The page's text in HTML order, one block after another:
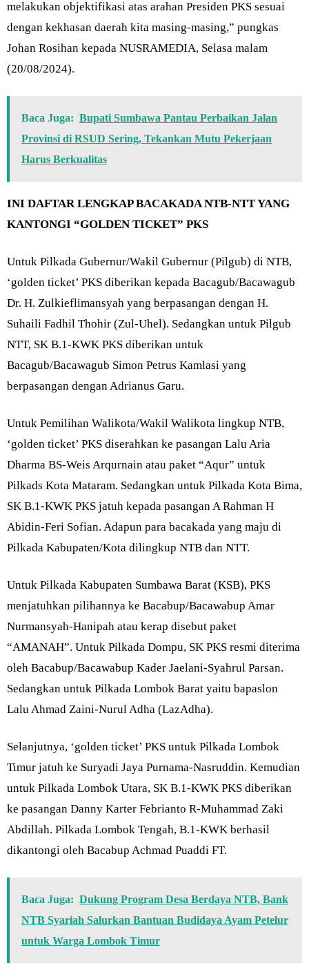
melakukan objektifikasi atas arahan Presiden PKS sesuai
dengan kekhasan daerah kita masing-masing,” pungkas
Johan Rosihan kepada NUSRAMEDIA, Selasa malam
(20/08/2024).
Baca Juga: Bupati Sumbawa Pantau Perbaikan Jalan
Provinsi di RSUD Sering, Tekankan Mutu Pekerjaan
Harus Berkualitas
INI DAFTAR LENGKAP BACAKADA NTB-NTT YANG
KANTONGI “GOLDEN TICKET” PKS
Untuk Pilkada Gubernur/Wakil Gubernur (Pilgub) di NTB,
‘golden ticket’ PKS diberikan kepada Bacagub/Bacawagub
Dr. H. Zulkieflimansyah yang berpasangan dengan H.
Suhaili Fadhil Thohir (Zul-Uhel). Sedangkan untuk Pilgub
NTT, SK B.1-KWK PKS diberikan untuk
Bacagub/Bacawagub Simon Petrus Kamlasi yang
berpasangan dengan Adrianus Garu.
Untuk Pemilihan Walikota/Wakil Walikota lingkup NTB,
‘golden ticket’ PKS diserahkan ke pasangan Lalu Aria
Dharma BS-Weis Arqurnain atau paket “Aqur” untuk
Pilkads Kota Mataram. Sedangkan untuk Pilkada Kota Bima,
SK B.1-KWK PKS jatuh kepada pasangan A Rahman H
Abidin-Feri Sofian. Adapun para bacakada yang maju di
Pilkada Kabupaten/Kota dilingkup NTB dan NTT.
Untuk Pilkada Kabupaten Sumbawa Barat (KSB), PKS
menjatuhkan pilihannya ke Bacabup/Bacawabup Amar
Nurmansyah-Hanipah atau kerap disebut paket
“AMANAH”. Untuk Pilkada Dompu, SK PKS resmi diterima
oleh Bacabup/Bacawabup Kader Jaelani-Syahrul Parsan.
Sedangkan untuk Pilkada Lombok Barat yaitu bapaslon
Lalu Ahmad Zaini-Nurul Adha (LazAdha).
Selanjutnya, ‘golden ticket’ PKS untuk Pilkada Lombok
Timur jatuh ke Suryadi Jaya Purnama-Nasruddin. Kemudian
untuk Pilkada Lombok Utara, SK B.1-KWK PKS diberikan
ke pasangan Danny Karter Febrianto R-Muhammad Zaki
Abdillah. Pilkada Lombok Tengah, B.1-KWK berhasil
dikantongi oleh Bacabup Achmad Puaddi FT.
Baca Juga: Dukung Program Desa Berdaya NTB, Bank
NTB Syariah Salurkan Bantuan Budidaya Ayam Petelur
untuk Warga Lombok Timur